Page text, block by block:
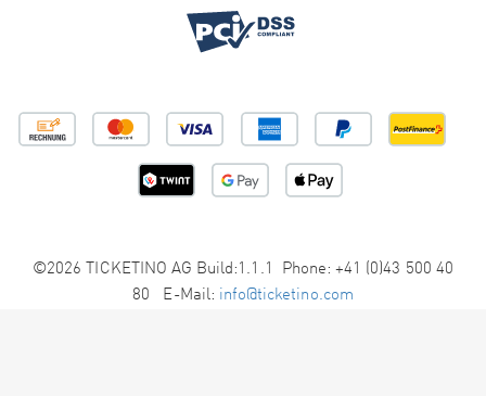
©2026 TICKETINO AG Build:1.1.1 Phone: +41 (0)43 500 40
80 E-Mail: info@ticketino.com